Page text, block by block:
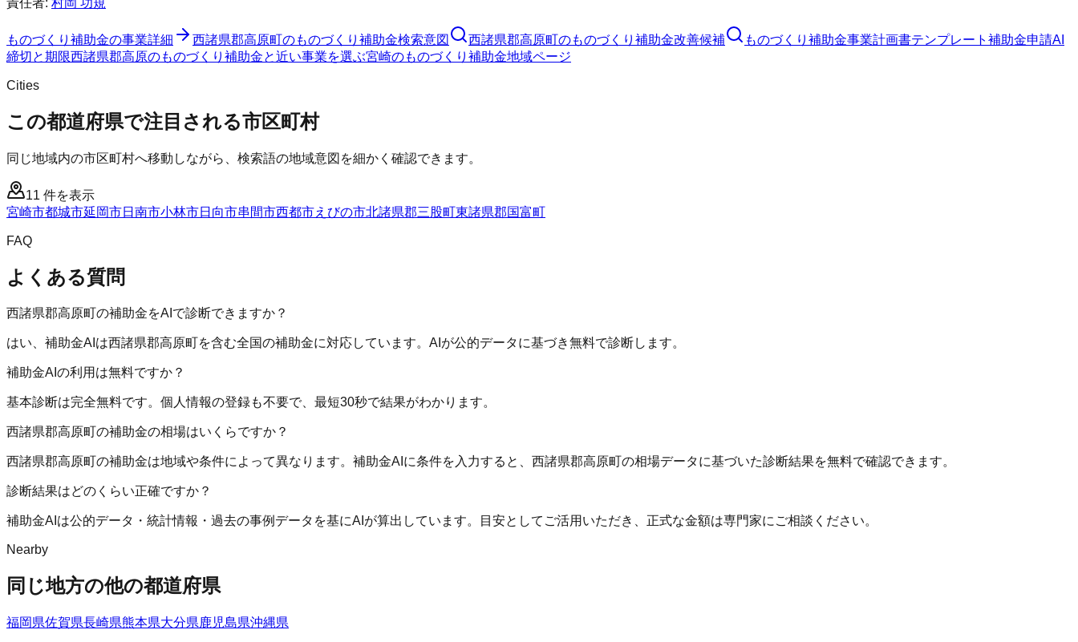
ものづくり補助金の事業詳細 西諸県郡高原町のものづくり補助金検索意図 西諸県郡高原町のものづくり補助金改善候補 ものづくり補助金事業計画書テンプレート 補助金申請AI
締切と期限西諸県郡高原のものづくり補助金と近い事業を選ぶ宮崎のものづくり補助金地域ページ
Cities
この都道府県で注目される市区町村
同じ地域内の市区町村へ移動しながら、検索語の地域意図を細かく確認できます。
11 件を表示
宮崎市都城市延岡市日南市小林市日向市串間市西都市えびの市北諸県郡三股町東諸県郡国富町
FAQ
よくある質問
西諸県郡高原町の補助金をAIで診断できますか？
はい、補助金AIは西諸県郡高原町を含む全国の補助金に対応しています。AIが公的データに基づき無料で診断します。
補助金AIの利用は無料ですか？
基本診断は完全無料です。個人情報の登録も不要で、最短30秒で結果がわかります。
西諸県郡高原町の補助金の相場はいくらですか？
西諸県郡高原町の補助金は地域や条件によって異なります。補助金AIに条件を入力すると、西諸県郡高原町の相場データに基づいた診断結果を無料で確認できます。
診断結果はどのくらい正確ですか？
補助金AIは公的データ・統計情報・過去の事例データを基にAIが算出しています。目安としてご活用いただき、正式な金額は専門家にご相談ください。
Nearby
同じ地方の他の都道府県
福岡県佐賀県長崎県熊本県大分県鹿児島県沖縄県